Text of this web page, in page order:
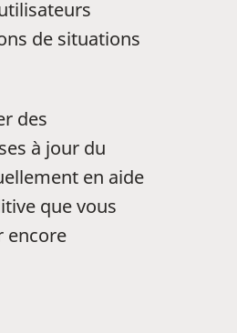
de situations
des
à jour du
en aide
que vous
encore